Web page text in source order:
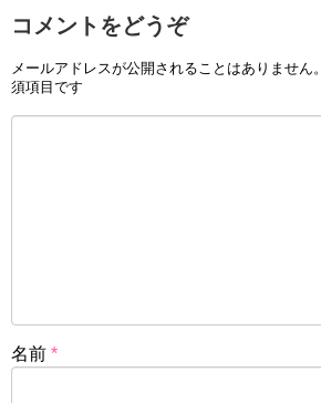
コメントをどうぞ
メールアドレスが公開されることはありません。
須項目です
名前 *